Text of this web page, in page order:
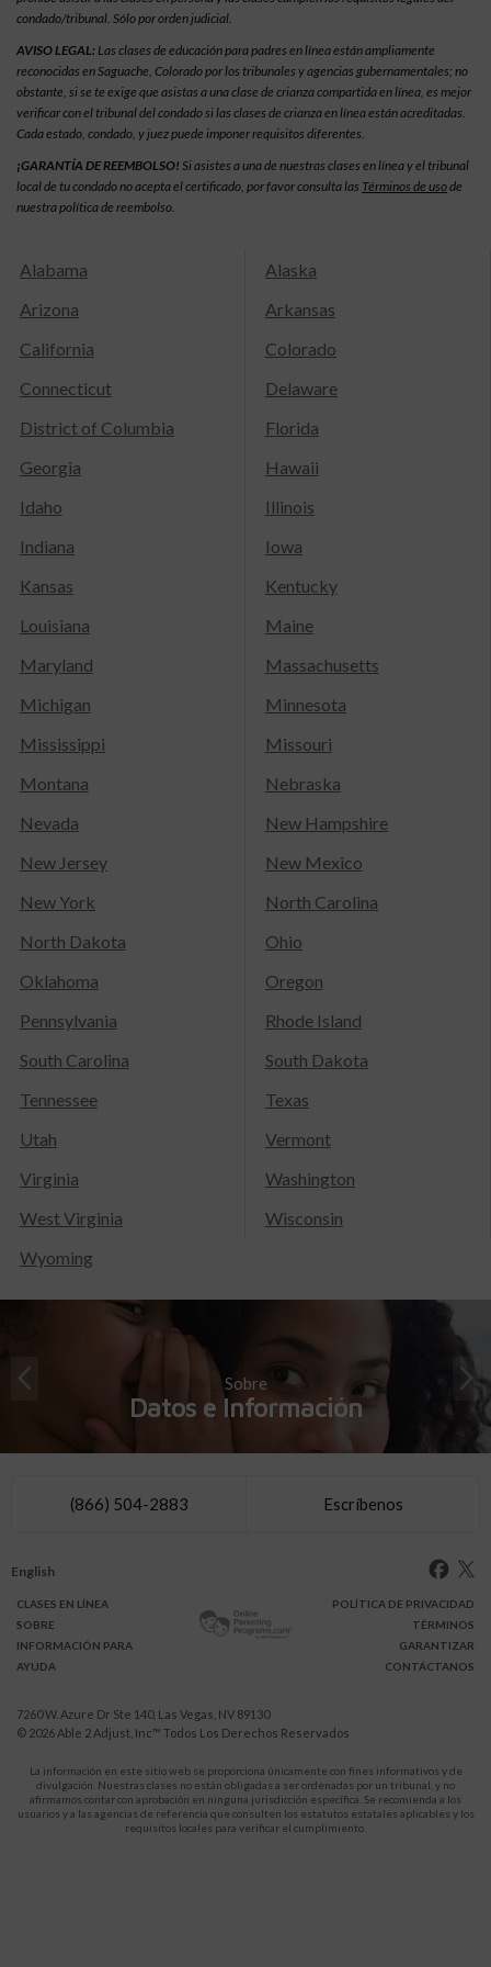
condado/tribunal. Sólo por orden judicial.
AVISO LEGAL:Las clases de educación para padres en línea están ampliamente
reconocidas en Saguache, Colorado por los tribunales y agencias gubernamentales; no
obstante, si se te exige que asistas a una clase de crianza compartida en línea, es mejor
verificar con el tribunal del condado si las clases de crianza en línea están acreditadas.
Cada estado, condado, y juez puede imponer requisitos diferentes.
¡GARANTÍA DE REEMBOLSO! Si asistes a una de nuestras clases en línea y el tribunal
local de tu condado no acepta el certificado, por favor consulta las Términos de usode
nuestra política de reembolso.
Alabama
Alaska
Arizona
Arkansas
California
Colorado
Connecticut
Delaware
District of Columbia
Florida
Georgia
Hawaii
Idaho
Illinois
Indiana
Iowa
Kansas
Kentucky
Louisiana
Maine
Maryland
Massachusetts
Michigan
Minnesota
Mississippi
Missouri
Montana
Nebraska
Nevada
New Hampshire
New Jersey
New Mexico
New York
North Carolina
North Dakota
Ohio
Oklahoma
Oregon
Pennsylvania
Rhode Island
South Carolina
South Dakota
Tennessee
Texas
Utah
Vermont
Virginia
Washington
West Virginia
Wisconsin
Wyoming
Sobre
Datos e Información
(866) 504-2883 Escríbenos
English
CLASES EN LÍNEA
SOBRE
INFORMACIÓN PARA
AYUDA
POLÍTICA DE PRIVACIDAD
TÉRMINOS
GARANTIZAR
CONTÁCTANOS
7260 W. Azure Dr Ste 140, Las Vegas, NV 89130
© 2026 Able 2 Adjust, Inc™ Todos Los Derechos Reservados
La información en este sitio web se proporciona únicamente con fines informativos y de
divulgación. Nuestras clases no están obligadas a ser ordenadas por un tribunal, y no
afirmamos contar con aprobación en ninguna jurisdicción específica. Se recomienda a los
usuarios y a las agencias de referencia que consulten los estatutos estatales aplicables y los
requisitos locales para verificar el cumplimiento.